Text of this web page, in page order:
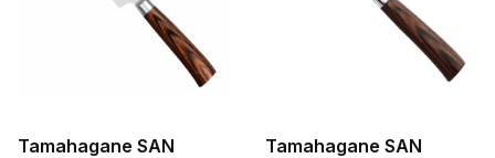
Tamahagane SAN
Tamahagane SAN